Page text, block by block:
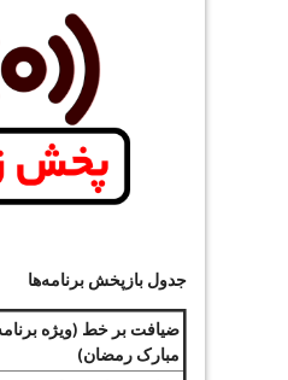
جدول بازپخش برنامه‌ها
ضیافت بر خط (ویژه
مبارک رمضان)